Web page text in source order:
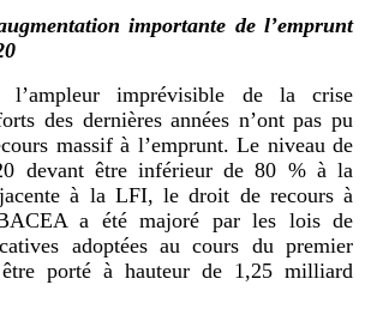
importante de l’emprunt
l’ampleur imprévisible de la crise
des dernières années n’ont pas pu
massif à l’emprunt. Le niveau de
devant être inférieur de 80 % à la
à la LFI, le droit de recours à
a été majoré par les lois de
adoptées au cours du premier
être porté à hauteur de 1,25 milliard